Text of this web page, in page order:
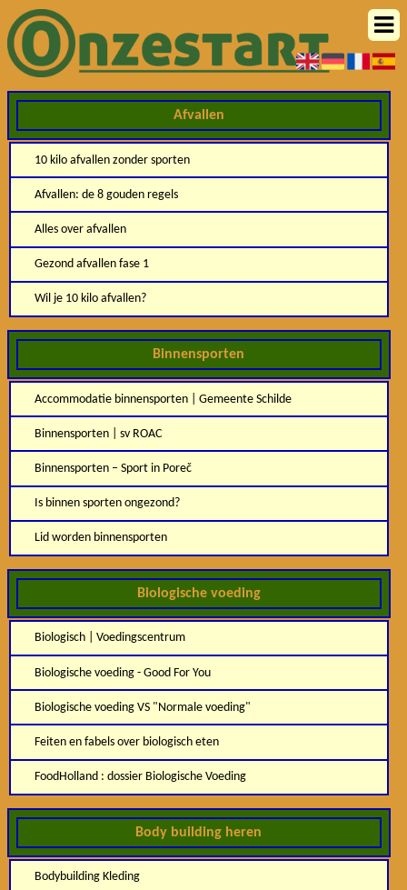
Afvallen
10 kilo afvallen zonder sporten
Afvallen: de 8 gouden regels
Alles over afvallen
Gezond afvallen fase 1
Wil je 10 kilo afvallen?
Binnensporten
Accommodatie binnensporten | Gemeente Schilde
Binnensporten | sv ROAC
Binnensporten – Sport in Poreč
Is binnen sporten ongezond?
Lid worden binnensporten
Biologische voeding
Biologisch | Voedingscentrum
Biologische voeding - Good For You
Biologische voeding VS "Normale voeding"
Feiten en fabels over biologisch eten
FoodHolland : dossier Biologische Voeding
Body building heren
Bodybuilding Kleding